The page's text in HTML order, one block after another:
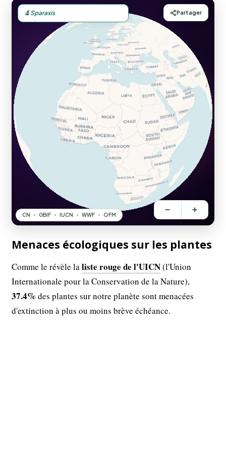
Menaces écologiques sur les plantes
Comme le révèle laliste rouge de l'UICN(l'Union
Internationale pour la Conservation de la Nature),
37.4% des plantes sur notre planète sont menacées
d'extinction à plus ou moins brève échéance.